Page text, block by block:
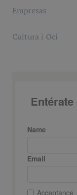
Empresas
Cultura i Oci